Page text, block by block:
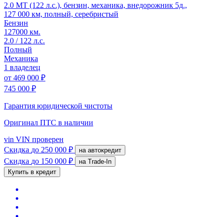
2.0 MT (122 л.с.), бензин, механика, внедорожник 5д.,
127 000 км, полный, серебристый
Бензин
127000 км.
2.0 / 122 л.с.
Полный
Механика
1 владелец
от 469 000 ₽
745 000 ₽
Гарантия юридической чистоты
Оригинал ПТС в наличии
vin VIN проверен
Скидка до 250 000 ₽ на автокредит
Скидка до 150 000 ₽
на Trade-In
Купить в кредит